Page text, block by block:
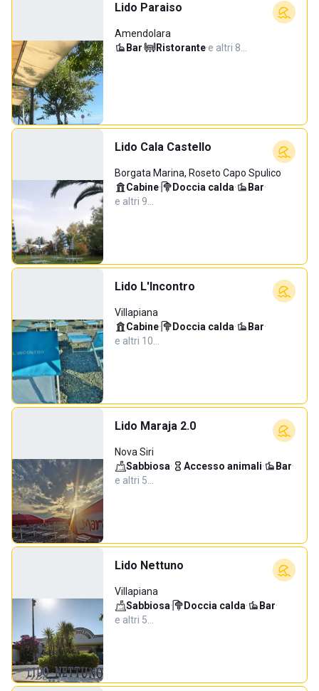
Lido Paraiso
Amendolara
Bar· Ristorante·e altri 8…
Lido Cala Castello
Borgata Marina, Roseto Capo Spulico
Cabine· Doccia calda· Bar·
e altri 9…
Lido L'Incontro
Villapiana
Cabine· Doccia calda· Bar·
e altri 10…
Lido Maraja 2.0
Nova Siri
Sabbiosa· Accesso animali· Bar·
e altri 5…
Lido Nettuno
Villapiana
Sabbiosa· Doccia calda· Bar·
e altri 5…